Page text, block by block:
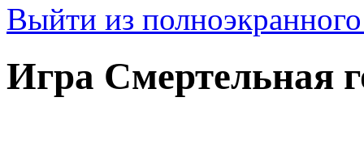
Выйти из
Игра Смертельная